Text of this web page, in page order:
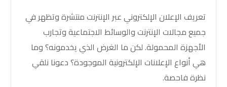
تعريف الإعلان الإلكترونيعبر الإنترنت منتشرة وتظهر في
جميع مجالات الإنترنت والوسائط الاجتماعية وتجارب
الأجهزة المحمولة. لكن ما الغرض الذي يخدمونه؟ وما
هي أنواع الإعلانات الإلكترونية الموجودة؟ دعونا نلقي
نظرة فاحصة.